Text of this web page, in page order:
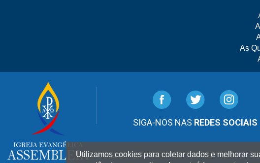
As
SIGA-NOS NAS REDES SOCIAIS
Utilizamos cookies para coletar dados e melhorar